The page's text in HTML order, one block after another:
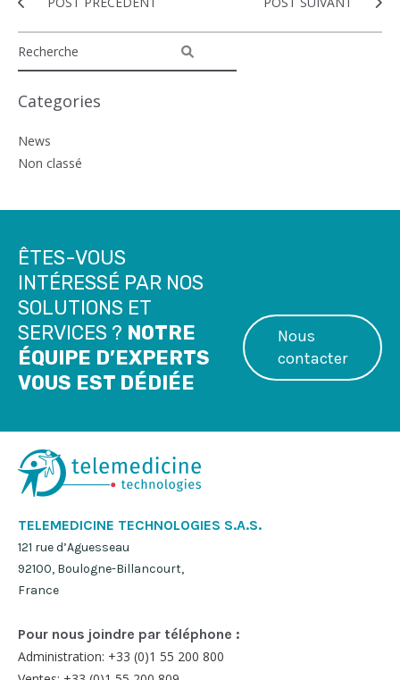
Categories
News
Non classé
ÊTES-VOUS
INTÉRESSÉ PAR NOS
SOLUTIONS ET
SERVICES ? NOTRE
ÉQUIPE D’EXPERTS
VOUS EST DÉDIÉE
Nous
contacter
TELEMEDICINE TECHNOLOGIES S.A.S.
121 rue d’Aguesseau
92100, Boulogne-Billancourt,
France
Pour nous joindre par téléphone :
Administration: +33 (0)1 55 200 800